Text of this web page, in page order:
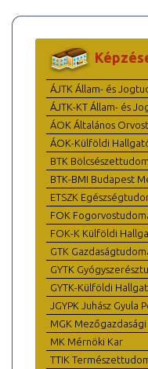
ÁJTK Állam- és
ÁJTK-KT Állam- és
ÁOK Általános
ÁOK-Külföldi
BTK
BTK-BMI Budapest
ETSZK
FOK
FOK-K Külföldi
GTK
GYTK
GYTK-Külföldi
JGYPK Juhász Gyula
MGK
MK Mérnöki Kar
TTIK